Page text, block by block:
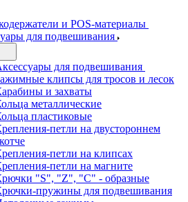
и POS-материалы
для подвешивания
для подвешивания
клипсы для тросов и лесок
и захваты
металлические
пластиковые
петли на двустороннем
петли на клипсах
петли на магните
"S", "Z", "C" - образные
пружины для подвешивания